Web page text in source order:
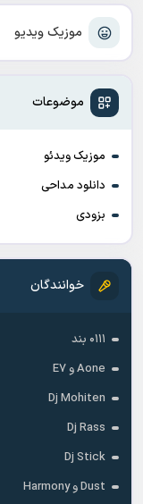
موزیک ویدیو
موضوعات
موزیک ویدئو
دانلود مداحی
بزودی
خوانندگان
۰۱۱۱ بند
Aone و E7
Dj Mohiten
Dj Rass
Dj Stick
Dust و Harmony